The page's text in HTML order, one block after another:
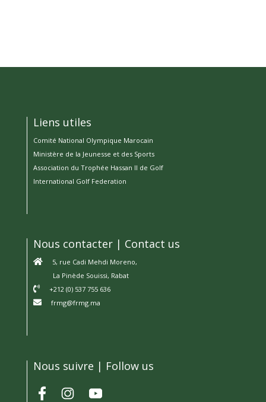
Liens utiles
Comité National Olympique Marocain
Ministère de la Jeunesse et des Sports
Association du Trophée Hassan II de Golf
International Golf Federation
Nous contacter | Contact us
5, rue Cadi Mehdi Moreno,
La Pinède Souissi, Rabat
+212 (0) 537 755 636
frmg@frmg.ma
Nous suivre | Follow us